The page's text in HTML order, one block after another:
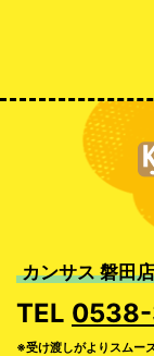
カンサス 磐田店
TEL
※受け渡しがよりスムー